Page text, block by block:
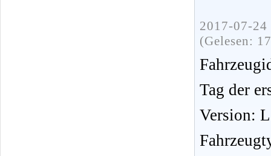
2017-07-
(Gelesen:
Tag der
Version: